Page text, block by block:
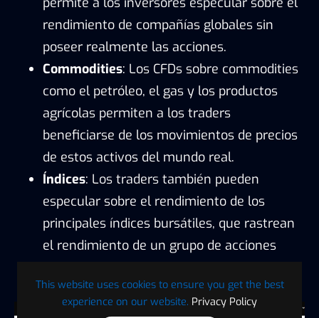
This website uses cookies to ensure you get the best
experience on our website. Privacy Policy
rendimiento de compañías globales sin
poseer realmente las acciones.
Commodities: Los CFDs sobre commodities
como el petróleo, el gas y los productos
agrícolas permiten a los traders
beneficiarse de los movimientos de precios
de estos activos del mundo real.
Índices: Los traders también pueden
especular sobre el rendimiento de los
principales índices bursátiles, que rastrean
el rendimiento de un grupo de acciones